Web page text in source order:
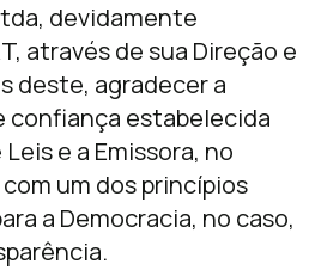
devidamente
através de sua Direção e
deste, agradecer a
confiança estabelecida
e a Emissora, no
um dos princípios
a Democracia, no caso,